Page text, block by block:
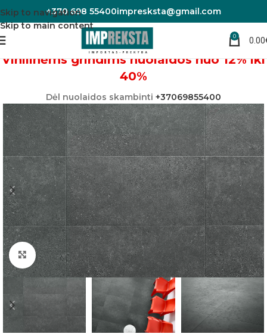
Skip to navigation
Skip to main content
+370 698 55400impresksta@gmail.com
0 0.00
Pradžia Vinilinės grindys Amaron forma
Vinilinėms grindims nuolaidos nuo 12% iki
40%
Dėl nuolaidos skambinti +37069855400
Padidinti nuotrauką